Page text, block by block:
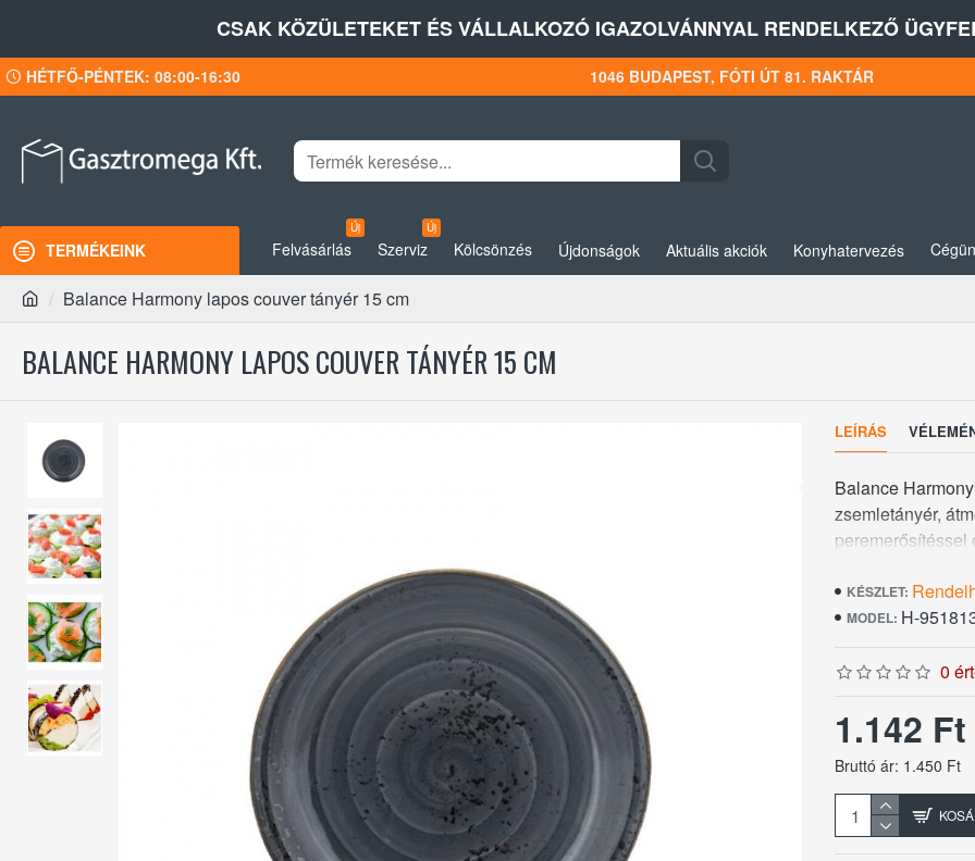
CSAK KÖZÜLETEKET ÉS VÁLLALKOZÓ IGAZOLVÁNNYAL RENDELKEZŐ
HÉTFŐ-PÉNTEK: 08:00-16:30 1046 BUDAPEST, FÓTI ÚT 81. RAKTÁR
TERMÉKEINK Felvásárlás
Új
Szerviz
Új
Kölcsönzés Újdonságok Aktuális akciók Konyhatervezés
Balance Harmony lapos couver tányér 15 cm
BALANCE HARMONY LAPOS COUVER TÁNYÉR 15 CM
LEÍRÁS
Balance
zsemletányér,
Ezek a kedvező
év pótlási
KÉSZLET:
MODEL: H-
0
1.142 Ft
Bruttó ár: 1.450 Ft